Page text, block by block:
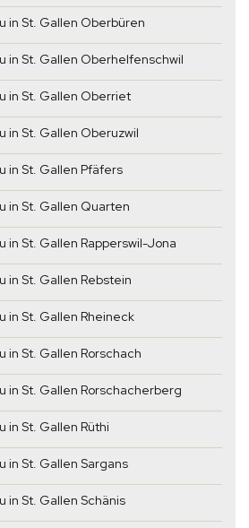
in St. Gallen Oberbüren
in St. Gallen Oberhelfenschwil
in St. Gallen Oberriet
in St. Gallen Oberuzwil
in St. Gallen Pfäfers
in St. Gallen Quarten
in St. Gallen Rapperswil-Jona
in St. Gallen Rebstein
in St. Gallen Rheineck
in St. Gallen Rorschach
in St. Gallen Rorschacherberg
in St. Gallen Rüthi
in St. Gallen Sargans
in St. Gallen Schänis